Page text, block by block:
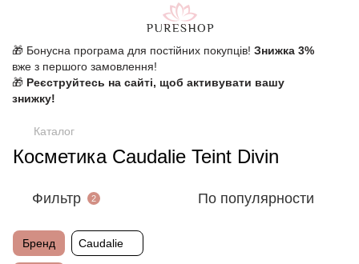
🎁 Бонусна програма для постійних покупців! Знижка 3%
вже з першого замовлення!
🎁 Реєструйтесь на сайті, щоб активувати вашу
знижку!
Каталог
Косметика Caudalie Teint Divin
Фильтр 2 По популярности
Бренд Caudalie